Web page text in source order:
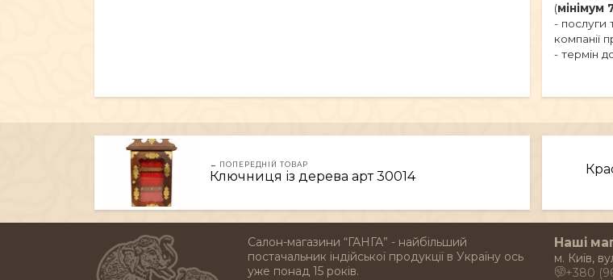
(мінімум
- послуги
компанії
- термін
← ПОПЕРЕДНІЙ ТОВАР
Ключниця із дерева арт 30014
Салон-магазини “ГАНГА” - найбільший
постачальник індійської продукції в Україну ось
уже понад 15 років.
Наші
м. Київ,
+380